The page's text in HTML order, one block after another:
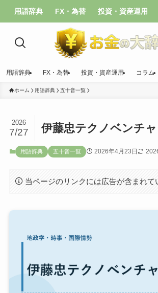
用語辞典 FX・為替 投資・資産運用
用語辞典 FX・為替 投資・資産運用 コラム
ホーム 用語辞典 五十音一覧
伊藤忠テクノベンチ
2026
7/27
用語辞典 五十音一覧 2026年4月23日
当ページのリンクには広告が含まれて